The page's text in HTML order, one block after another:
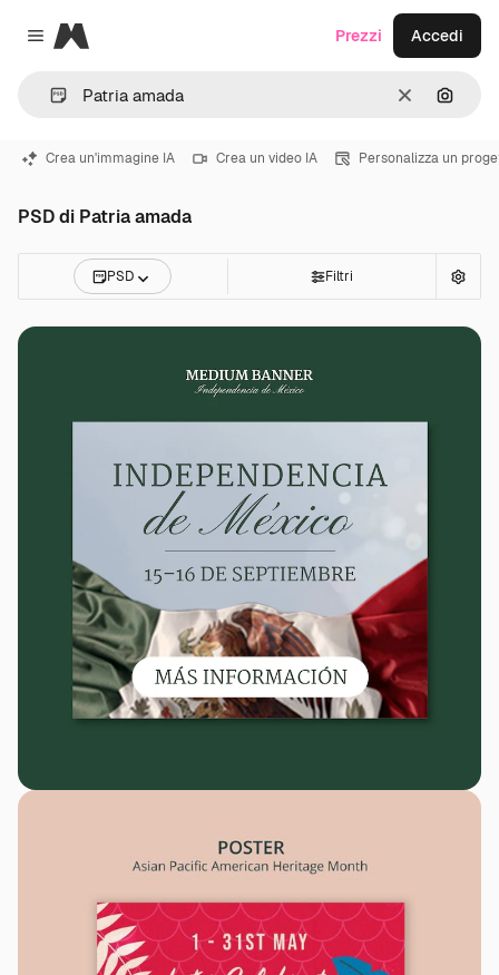
Close menu
Magnific
CancellaCerca
Prezzi Accedi
Crea un'immagine IA Crea un video IA Personalizza un
PSD di Patria amada
PSD Filtri